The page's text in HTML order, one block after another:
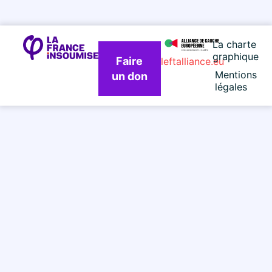
Faire
un don
La charte
graphique
Mentions
légales
leftalliance.eu